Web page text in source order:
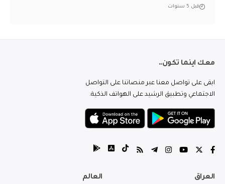
قبل 5 سنوات
معك اينما تكون..
ابقى على تواصل معنا عبر منصاتنا على التواصل
الاجتماعي وتطبيق الرشيد على الهواتف الذكية.
العراق العالم